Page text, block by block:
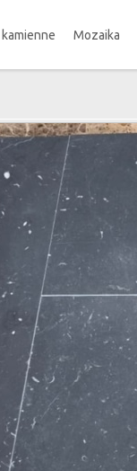
kamienne Mozaika